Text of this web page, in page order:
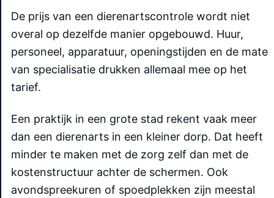
De prijs van een dierenartscontrole wordt niet
overal op dezelfde manier opgebouwd. Huur,
personeel, apparatuur, openingstijden en de mate
van specialisatie drukken allemaal mee op het
tarief.
Een praktijk in een grote stad rekent vaak meer
dan een dierenarts in een kleiner dorp. Dat heeft
minder te maken met de zorg zelf dan met de
kostenstructuur achter de schermen. Ook
avondspreekuren of spoedplekken zijn meestal